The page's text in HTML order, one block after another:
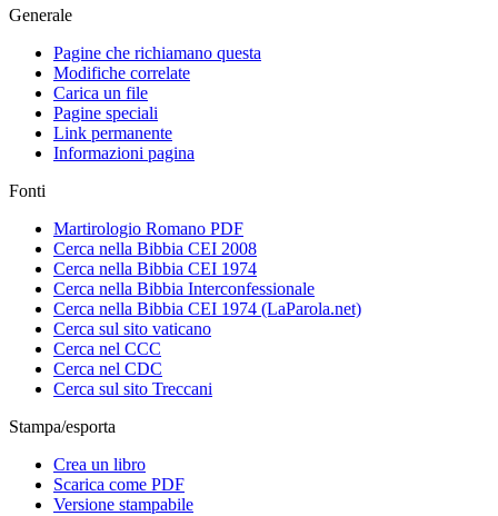
Generale
Pagine che richiamano questa
Modifiche correlate
Carica un file
Pagine speciali
Link permanente
Informazioni pagina
Fonti
Martirologio Romano PDF
Cerca nella Bibbia CEI 2008
Cerca nella Bibbia CEI 1974
Cerca nella Bibbia Interconfessionale
Cerca nella Bibbia CEI 1974 (LaParola.net)
Cerca sul sito vaticano
Cerca nel CCC
Cerca nel CDC
Cerca sul sito Treccani
Stampa/esporta
Crea un libro
Scarica come PDF
Versione stampabile